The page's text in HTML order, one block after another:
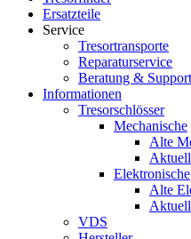
Ersatzteile
Service
Tresortransporte
Reparaturservice
Beratung & Support
Informationen
Tresorschlösser
Mechanische
Alte
Elektronische
Alte
VDS